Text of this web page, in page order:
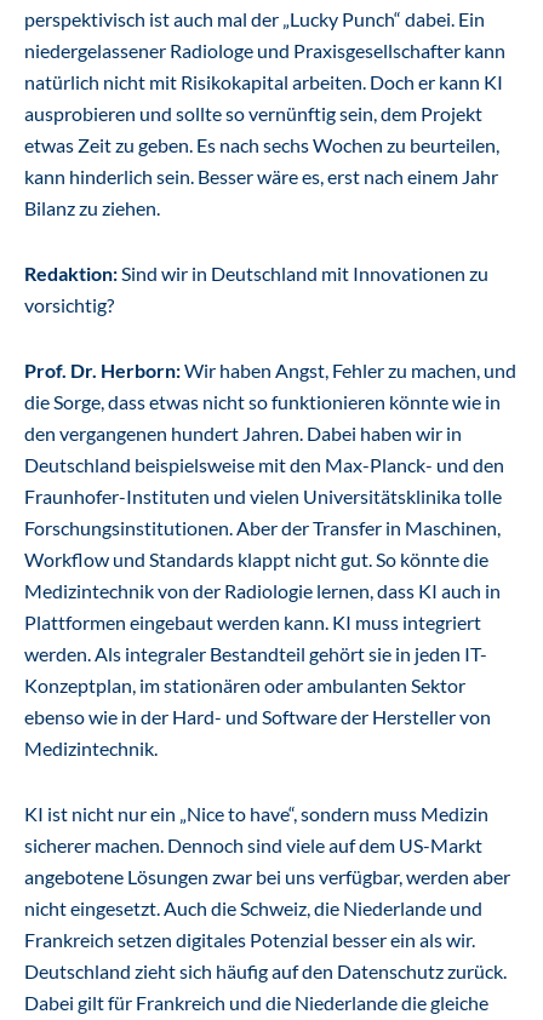
perspektivisch ist auch mal der „Lucky Punch“ dabei. Ein
niedergelassener Radiologe und Praxisgesellschafter kann
natürlich nicht mit Risikokapital arbeiten. Doch er kann KI
ausprobieren und sollte so vernünftig sein, dem Projekt
etwas Zeit zu geben. Es nach sechs Wochen zu beurteilen,
kann hinderlich sein. Besser wäre es, erst nach einem Jahr
Bilanz zu ziehen.
Redaktion:Sind wir in Deutschland mit Innovationen zu
vorsichtig?
Prof. Dr. Herborn:Wir haben Angst, Fehler zu machen, und
die Sorge, dass etwas nicht so funktionieren könnte wie in
den vergangenen hundert Jahren. Dabei haben wir in
Deutschland beispielsweise mit den Max-Planck- und den
Fraunhofer-Instituten und vielen Universitätsklinika tolle
Forschungsinstitutionen. Aber der Transfer in Maschinen,
Workflow und Standards klappt nicht gut. So könnte die
Medizintechnik von der Radiologie lernen, dass KI auch in
Plattformen eingebaut werden kann. KI muss integriert
werden. Als integraler Bestandteil gehört sie in jeden IT-
Konzeptplan, im stationären oder ambulanten Sektor
ebenso wie in der Hard- und Software der Hersteller von
Medizintechnik.
KI ist nicht nur ein „Nice to have“, sondern muss Medizin
sicherer machen. Dennoch sind viele auf dem US-Markt
angebotene Lösungen zwar bei uns verfügbar, werden aber
nicht eingesetzt. Auch die Schweiz, die Niederlande und
Frankreich setzen digitales Potenzial besser ein als wir.
Deutschland zieht sich häufig auf den Datenschutz zurück.
Dabei gilt für Frankreich und die Niederlande die gleiche